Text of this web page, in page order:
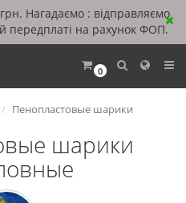
Нагадаємо : відправляємо
передплаті на рахунок ФОП.
0
Пенопластовые шарики
шарики